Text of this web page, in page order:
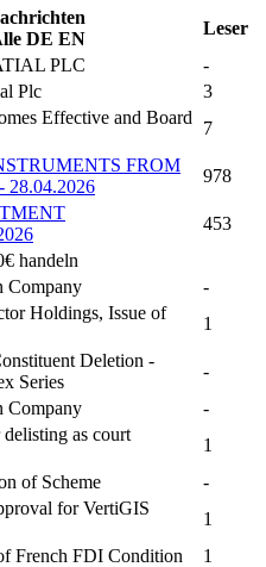
DE EN
Leser
PLC
-
Plc
3
Effective and Board
7
FROM
978
453
handeln
Company
-
Holdings, Issue of
1
Deletion -
Series
-
Company
-
delisting as court
1
of Scheme
-
for VertiGIS
1
French FDI Condition
1